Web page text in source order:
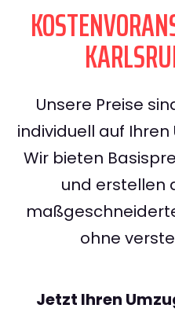
Unsere Preise
individuell auf
Wir bieten
und erstellen
ohne
Jetzt Ihren